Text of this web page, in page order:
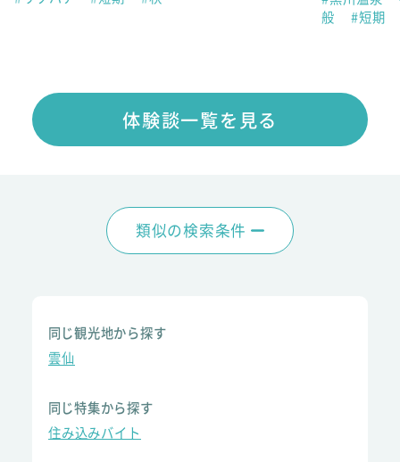
般
#短期
体験談一覧を見る
類似の検索条件
同じ観光地から探す
雲仙
同じ特集から探す
住み込みバイト